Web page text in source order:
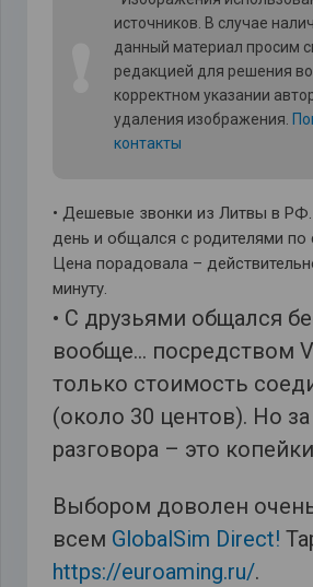
источников. В случае
данный материал просим
редакцией для решения
корректном указании
удаления изображения.
контакты
• Дешевые звонки из Литвы в
день и общался с родителями по
Цена порадовала –
минуту.
• С друзьями общался
вообще… посредством
только стоимость
(около 30 центов). Но
разговора – это
Выбором доволен
всем GlobalSim Direct!
https://euroaming.ru/.